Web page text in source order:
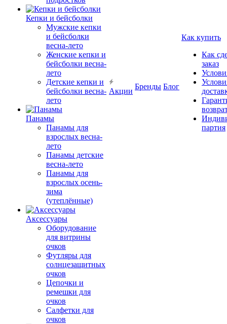
Кепки и бейсболки
Мужские кепки
и бейсболки
весна-лето
Женские кепки и
бейсболки весна-
лето
Детские кепки и
бейсболки весна-
лето
Панамы
Панамы для
взрослых весна-
лето
Панамы детские
весна-лето
Панамы для
взрослых осень-
зима
(утеплённые)
Аксессуары
Оборудование
для витрины
очков
Футляры для
солнцезащитных
очков
Цепочки и
ремешки для
очков
Салфетки для
очков
Акции
Бренды Блог
Как купить
Как
заказ
партия